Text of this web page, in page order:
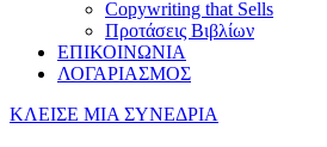
Copywriting that Sells
Προτάσεις Βιβλίων
ΕΠΙΚΟΙΝΩΝΙΑ
ΛΟΓΑΡΙΑΣΜΟΣ
ΚΛΕΙΣΕ ΜΙΑ ΣΥΝΕΔΡΙΑ